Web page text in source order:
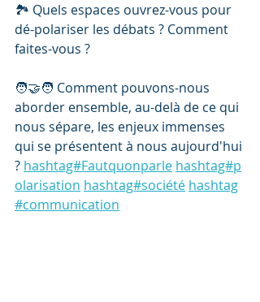
🏞️ Quels espaces ouvrez-vous pour
dé-polariser les débats ? Comment
faites-vous ?
🧑‍🤝‍🧑 Comment pouvons-nous
aborder ensemble, au-delà de ce qui
nous sépare, les enjeux immenses
qui se présentent à nous aujourd'hui
? hashtag#Fautquonparle hashtag#p
olarisation hashtag#société hashtag
#communication